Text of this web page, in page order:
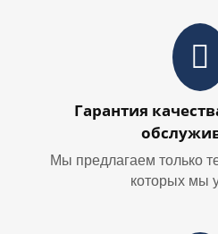
Гарантия
Мы предлагаем только
которых мы